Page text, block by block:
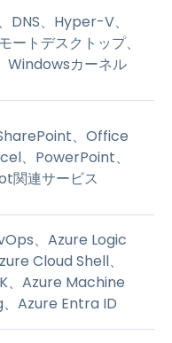
DNS、Hyper-V、
ートデスクトップ、
Windowsカーネル
、Office
、PowerPoint、
関連サービス
、Azure Logic
Cloud Shell、
、Azure Machine
Azure Entra ID